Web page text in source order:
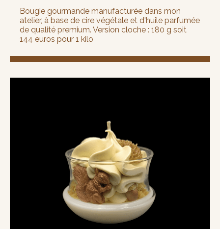
Bougie gourmande manufacturée dans mon
atelier, à base de cire végétale et d'huile parfumée
de qualité premium. Version cloche : 180 g soit
144 euros pour 1 kilo